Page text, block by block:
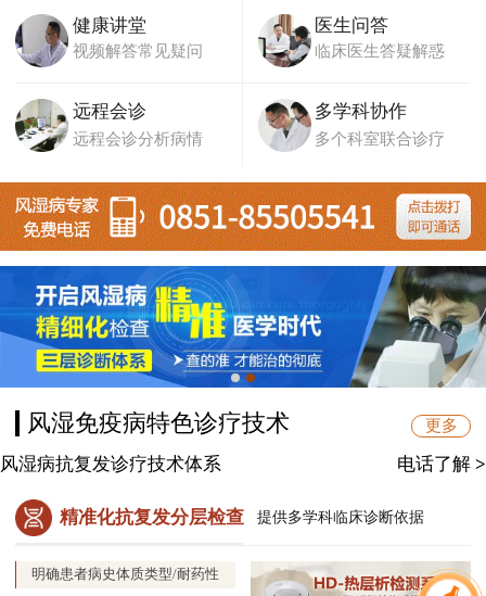
健康讲堂
视频解答常见疑问
医生问答
临床医生答疑解惑
远程会诊
远程会诊分析病情
多学科协作
多个科室联合诊疗
风湿免疫病特色诊疗技术 更多
风湿病抗复发诊疗技术体系 电话了解 >
精准化抗复发分层检查 提供多学科临床诊断依据
明确患者病史体质类型/耐药性